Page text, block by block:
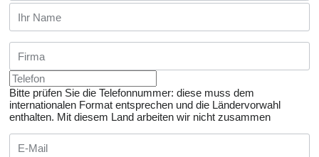
Bitte prüfen Sie die Telefonnummer: diese muss dem
internationalen Format entsprechen und die Ländervorwahl
enthalten. Mit diesem Land arbeiten wir nicht zusammen